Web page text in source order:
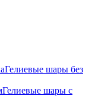
Гелиевые шары без
Гелиевые шары с